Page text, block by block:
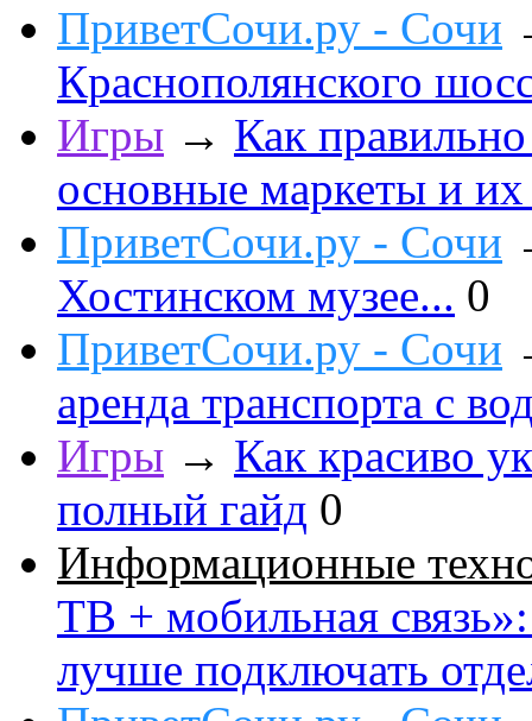
ПриветСочи.ру - Сочи
Краснополянского
Игры → Как
основные маркеты и
ПриветСочи.ру - Сочи
Хостинском музее... 0
ПриветСочи.ру - Сочи
аренда транспорта с
Игры → Как красиво
полный гайд 0
Информационные
ТВ + мобильная
лучше подключать